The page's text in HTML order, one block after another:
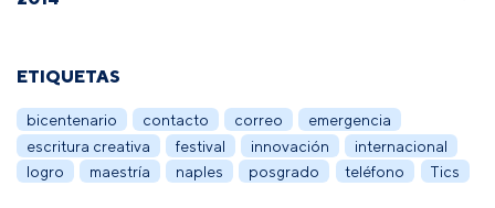
ETIQUETAS
bicentenario contacto correo
emergencia
escritura creativa
festival innovación
internacional
logro
maestría naples posgrado teléfono Tics